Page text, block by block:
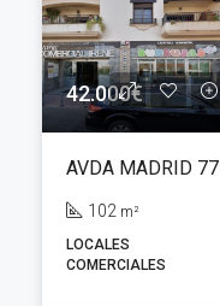
42.000€
AVDA MADRID 77
102 m²
LOCALES
COMERCIALES